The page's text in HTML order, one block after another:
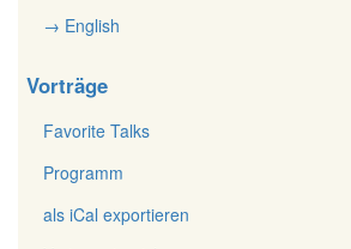
→ English
Vorträge
Favorite Talks
Programm
als iCal exportieren